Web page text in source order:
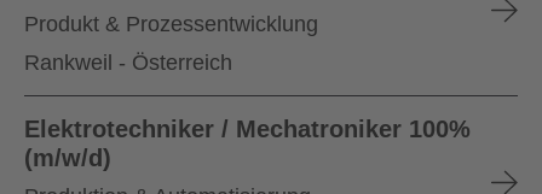
Produkt & Prozessentwicklung
Rankweil - Österreich
Elektrotechniker / Mechatroniker 100%
(m/w/d)